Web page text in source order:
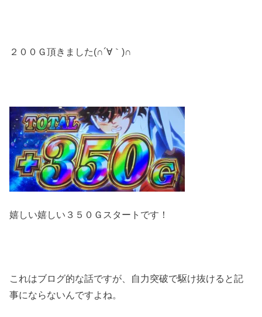
２００Ｇ頂きました(∩´∀｀)∩
嬉しい嬉しい３５０Ｇスタートです！
これはブログ的な話ですが、自力突破で駆け抜けると記
事にならないんですよね。